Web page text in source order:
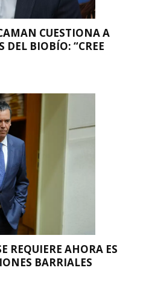
CUESTIONA A
DEL BIOBÍO: “CREE
REQUIERE AHORA ES
BARRIALES